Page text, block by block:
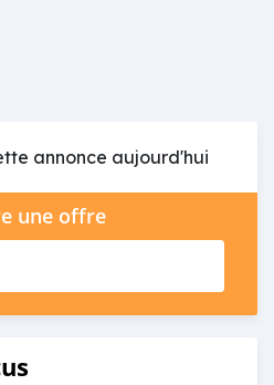
annonce aujourd'hui
une offre